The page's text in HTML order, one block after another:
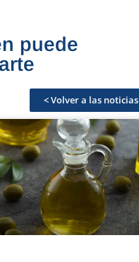
puede
< Volver a las noticias